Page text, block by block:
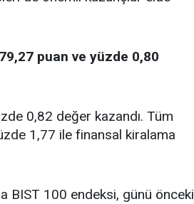
puan ve yüzde 0,80
0,82 değer kazandı. Tüm
1,77 ile finansal kiralama
BIST 100 endeksi, günü önceki